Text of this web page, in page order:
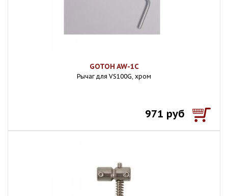
GOTOH AW-1C
Рычаг для VS100G, хром
971 руб